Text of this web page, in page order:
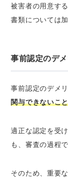
被害者の用意す
書類については
事前認定のデ
事前認定のデメ
関与できないこ
適正な認定を受
も、審査の過程
そのため、重要